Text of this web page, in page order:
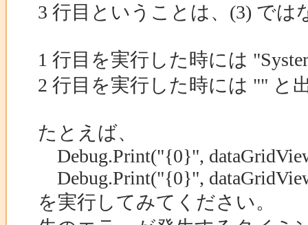
3 行目ということは、(3) では
1 行目を実行した時には
2 行目を実行した時には "" と
たとえば、
Debug.Print("{0}",
Debug.Print("{0}",
を実行してみてください。